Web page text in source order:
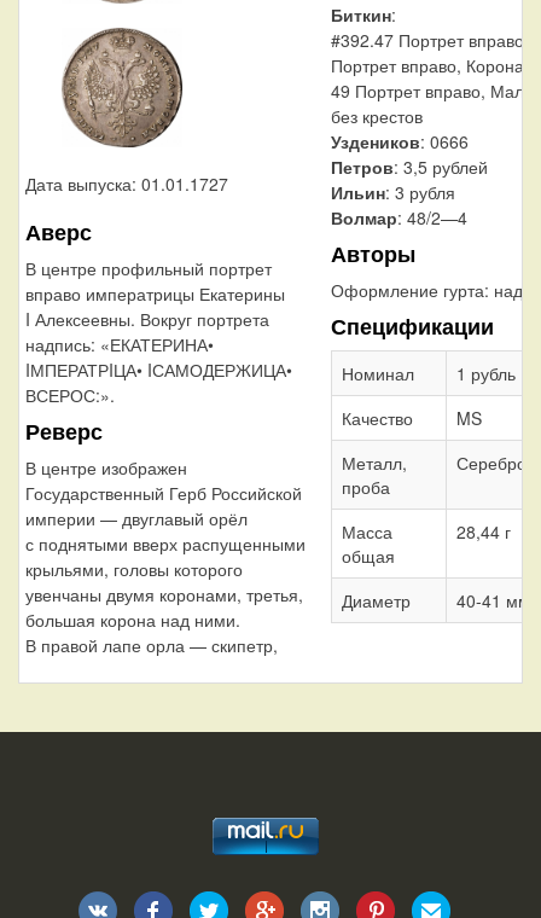
Дата выпуска: 01.01.1727
Аверс
В центре профильный портрет
вправо императрицы Екатерины
I Алексеевны. Вокруг портрета
надпись: «ЕКАТЕРИНА•
IМПЕРАТРIЦА• IСАМОДЕРЖИЦА•
ВСЕРОС:».
Реверс
В центре изображен
Государственный Герб Российской
империи — двуглавый орёл
с поднятыми вверх распущенными
крыльями, головы которого
увенчаны двумя коронами, третья,
большая корона над ними.
В правой лапе орла — скипетр,
Биткин:
#392.47 Портрет вправо,
Портрет вправо, Корона
49 Портрет вправо,
без крестов
Уздеников: 0666
Петров: 3,5 рублей
Ильин: 3 рубля
Волмар: 48/2—4
Авторы
Оформление гурта:
Спецификации
Номинал
1 рубль
Качество
MS
Металл,
проба
Серебро
Масса
общая
28,44 г
Диаметр 40-41 мм